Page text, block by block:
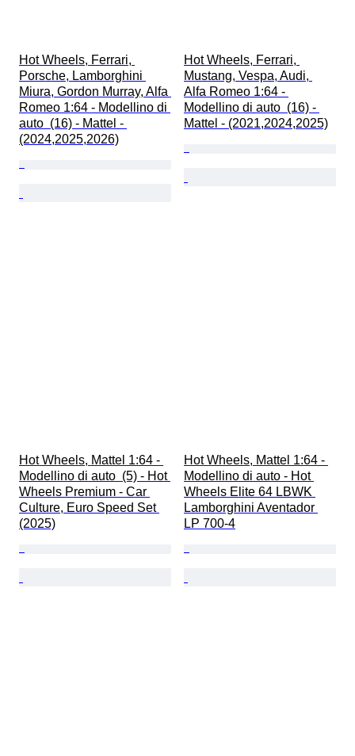
Hot Wheels, Ferrari,
Porsche, Lamborghini
Miura, Gordon Murray, Alfa
Romeo 1:64 - Modellino di
auto  (16) - Mattel -
(2024,2025,2026)
Hot Wheels, Ferrari,
Mustang, Vespa, Audi,
Alfa Romeo 1:64 -
Modellino di auto  (16) -
Mattel - (2021,2024,2025)
Hot Wheels, Mattel 1:64 -
Modellino di auto  (5) - Hot
Wheels Premium - Car
Culture, Euro Speed Set
(2025)
Hot Wheels, Mattel 1:64 -
Modellino di auto - Hot
Wheels Elite 64 LBWK
Lamborghini Aventador
LP 700-4